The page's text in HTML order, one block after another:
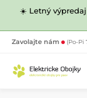
☀️ Letný výpredaj
Zavolajte nám (Po-Pi